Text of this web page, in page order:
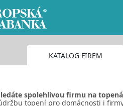
KATALOG FIREM
spolehlivou firmu na
topení pro domácnosti i